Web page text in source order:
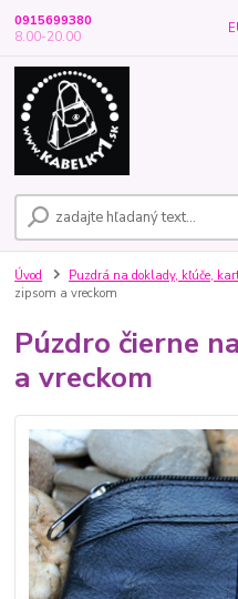
0915699380
8.00-20.00
Úvod Puzdrá na doklady, kľúče,
zipsom a vreckom
Púzdro čierne
a vreckom